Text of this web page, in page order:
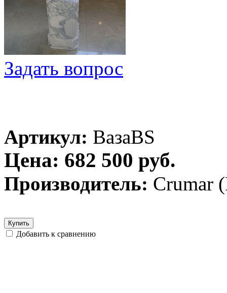
Задать вопрос
Артикул: ВазаBS
Цена: 682 500 руб.
Производитель: Crumar
Купить
Добавить к сравнению